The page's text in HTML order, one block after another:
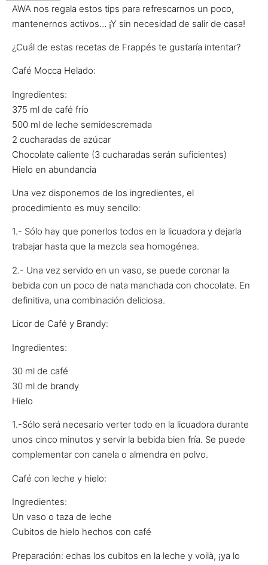
AWA nos regala estos tips para refrescarnos un poco,
mantenernos activos… ¡Y sin necesidad de salir de casa!
¿Cuál de estas recetas de Frappés te gustaría intentar?
Café Mocca Helado:
Ingredientes:
375 ml de café frío
500 ml de leche semidescremada
2 cucharadas de azúcar
Chocolate caliente (3 cucharadas serán suficientes)
Hielo en abundancia
Una vez disponemos de los ingredientes, el
procedimiento es muy sencillo:
1.- Sólo hay que ponerlos todos en la licuadora y dejarla
trabajar hasta que la mezcla sea homogénea.
2.- Una vez servido en un vaso, se puede coronar la
bebida con un poco de nata manchada con chocolate. En
definitiva, una combinación deliciosa.
Licor de Café y Brandy:
Ingredientes:
30 ml de café
30 ml de brandy
Hielo
1.-Sólo será necesario verter todo en la licuadora durante
unos cinco minutos y servir la bebida bien fría. Se puede
complementar con canela o almendra en polvo.
Café con leche y hielo:
Ingredientes:
Un vaso o taza de leche
Cubitos de hielo hechos con café
Preparación: echas los cubitos en la leche y voilà, ¡ya lo